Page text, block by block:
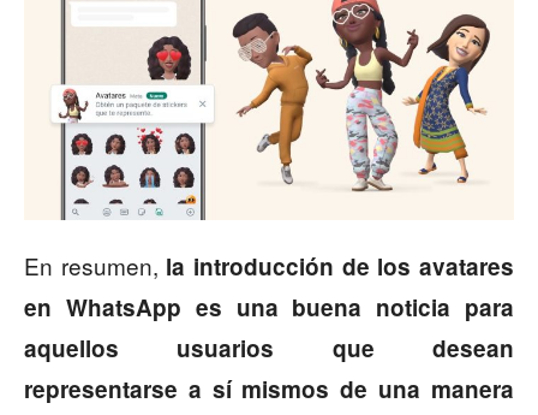
En resumen, la introducción de los avatares
en WhatsApp es una buena noticia para
aquellos usuarios que desean
representarse a sí mismos de una manera